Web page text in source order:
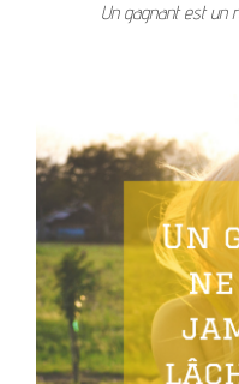
Un gagnant est un